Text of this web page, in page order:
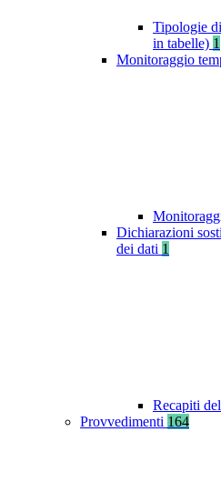
Tipologie
in tabelle) 1
Monitoraggio
Dichiarazioni
dei dati 1
Recapiti
Provvedimenti 164